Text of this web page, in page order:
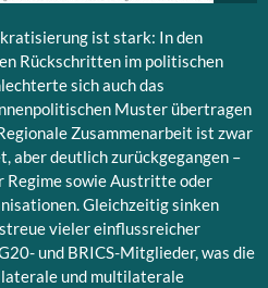
ist stark: In den
Rückschritten im politischen
sich auch das
Muster übertragen
Zusammenarbeit ist zwar
aber deutlich zurückgegangen –
sowie Austritte oder
Gleichzeitig sinken
vieler einflussreicher
und BRICS-Mitglieder, was die
und multilaterale